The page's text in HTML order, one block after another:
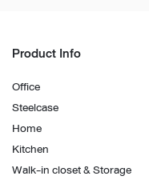
Product Info
Office
Steelcase
Home
Kitchen
Walk-in closet & Storage